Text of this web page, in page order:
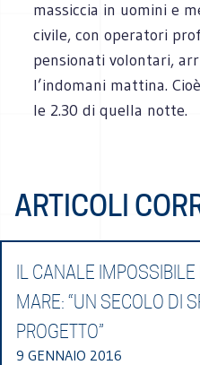
massiccia in uomini e
civile, con operatori
pensionati volontari,
l’indomani mattina.
le 2.30 di quella notte.
ARTICOLI
IL CANALE
MARE: “UN SECOLO DI
PROGETTO”
9 GENNAIO 2016